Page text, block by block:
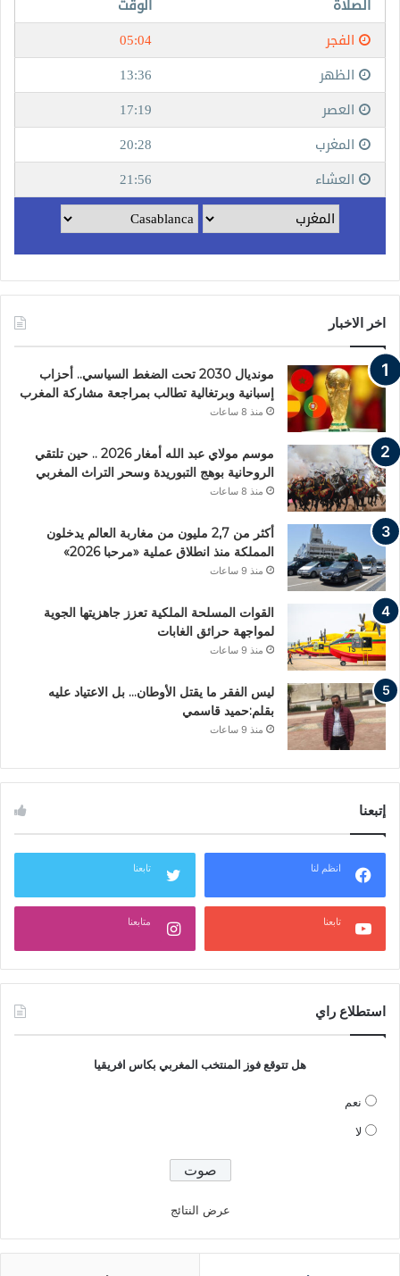
اخر الاخبار
مونديال 2030 تحت الضغط السياسي.. أحزاب
إسبانية وبرتغالية تطالب بمراجعة مشاركة المغرب
منذ 8 ساعات
موسم مولاي عبد الله أمغار 2026 .. حين تلتقي
الروحانية بوهج التبوريدة وسحر التراث المغربي
منذ 8 ساعات
أكثر من 2,7 مليون من مغاربة العالم يدخلون
المملكة منذ انطلاق عملية «مرحبا 2026»
منذ 9 ساعات
القوات المسلحة الملكية تعزز جاهزيتها الجوية
لمواجهة حرائق الغابات
منذ 9 ساعات
ليس الفقر ما يقتل الأوطان… بل الاعتياد عليه
بقلم:حميد قاسمي
منذ 9 ساعات
إتبعنا
انظم لنا تابعنا
تابعنا متابعنا
استطلاع راي
هل تتوقع فوز المنتخب المغربي بكاس افريقيا
نعم
لا
عرض النتائج